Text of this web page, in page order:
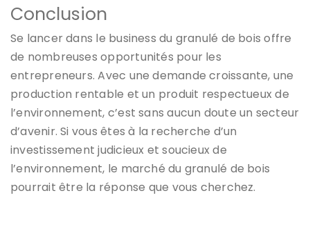
Conclusion
Se lancer dans le business du granulé de bois offre
de nombreuses opportunités pour les
entrepreneurs. Avec une demande croissante, une
production rentable et un produit respectueux de
l’environnement, c’est sans aucun doute un secteur
d’avenir. Si vous êtes à la recherche d’un
investissement judicieux et soucieux de
l’environnement, le marché du granulé de bois
pourrait être la réponse que vous cherchez.